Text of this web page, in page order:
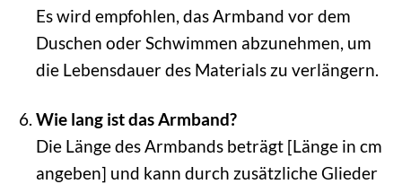
Es wird empfohlen, das Armband vor dem
Duschen oder Schwimmen abzunehmen, um
die Lebensdauer des Materials zu verlängern.
Wie lang ist das Armband?
Die Länge des Armbands beträgt [Länge in cm
angeben] und kann durch zusätzliche Glieder